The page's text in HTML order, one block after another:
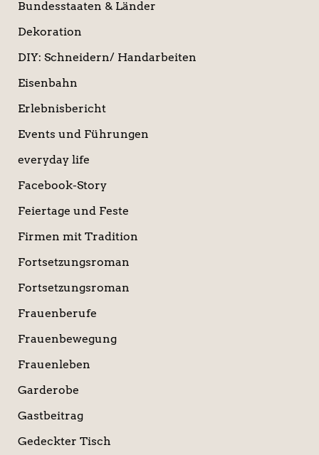
Bundesstaaten & Länder
Dekoration
DIY: Schneidern/ Handarbeiten
Eisenbahn
Erlebnisbericht
Events und Führungen
everyday life
Facebook-Story
Feiertage und Feste
Firmen mit Tradition
Fortsetzungsroman
Fortsetzungsroman
Frauenberufe
Frauenbewegung
Frauenleben
Garderobe
Gastbeitrag
Gedeckter Tisch